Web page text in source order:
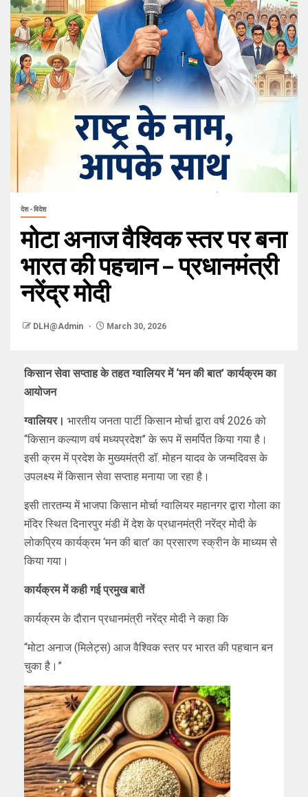
देश - विदेश
मोटा अनाज वैश्विक स्तर पर बना
भारत की पहचान – प्रधानमंत्री
नरेंद्र मोदी
DLH@Admin March 30, 2026
किसान सेवा सप्ताह के तहत ग्वालियर में ‘मन की बात’ कार्यक्रम का
आयोजन
ग्वालियर। भारतीय जनता पार्टी किसान मोर्चा द्वारा वर्ष 2026 को
“किसान कल्याण वर्ष मध्यप्रदेश” के रूप में समर्पित किया गया है।
इसी क्रम में प्रदेश के मुख्यमंत्री डॉ. मोहन यादव के जन्मदिवस के
उपलक्ष्य में किसान सेवा सप्ताह मनाया जा रहा है।
इसी तारतम्य में भाजपा किसान मोर्चा ग्वालियर महानगर द्वारा गोला का
मंदिर स्थित दिनारपुर मंडी में देश के प्रधानमंत्री नरेंद्र मोदी के
लोकप्रिय कार्यक्रम ‘मन की बात’ का प्रसारण स्क्रीन के माध्यम से
किया गया।
कार्यक्रम में कही गई प्रमुख बातें
कार्यक्रम के दौरान प्रधानमंत्री नरेंद्र मोदी ने कहा कि
“मोटा अनाज (मिलेट्स) आज वैश्विक स्तर पर भारत की पहचान बन
चुका है।”